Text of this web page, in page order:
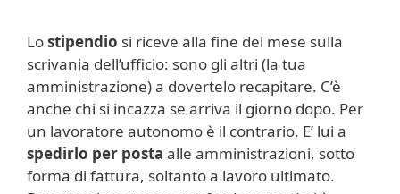
Lostipendio si riceve alla fine del mese sulla
scrivania dell’ufficio: sono gli altri (la tua
amministrazione) a dovertelo recapitare. C’è
anche chi si incazza se arriva il giorno dopo. Per
un lavoratore autonomo è il contrario. E’ lui a
spedirlo per posta alle amministrazioni, sotto
forma di fattura, soltanto a lavoro ultimato.